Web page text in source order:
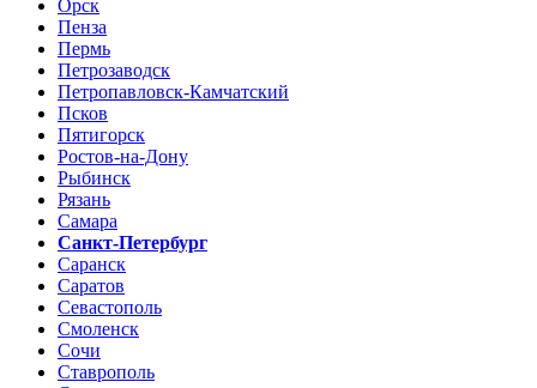
Орск
Пенза
Пермь
Петрозаводск
Петропавловск-Камчатский
Псков
Пятигорск
Ростов-на-Дону
Рыбинск
Рязань
Самара
Санкт-Петербург
Саранск
Саратов
Севастополь
Смоленск
Сочи
Ставрополь